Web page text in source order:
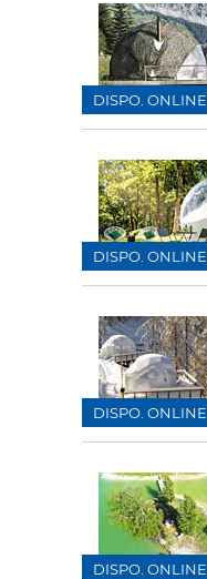
DISPO. ONLINE
DISPO. ONLINE
DISPO. ONLINE
DISPO. ONLINE